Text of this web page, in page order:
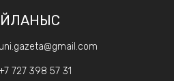
727 398 57 31